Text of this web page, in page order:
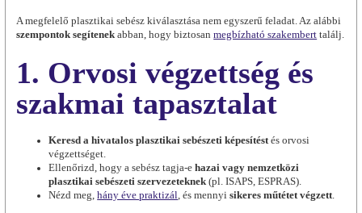
A megfelelő plasztikai sebész kiválasztása nem egyszerű feladat. Az alábbi
szempontok segítenek abban, hogy biztosanmegbízható szakembert találj.
1. Orvosi végzettség és
szakmai tapasztalat
Keresd a hivatalos plasztikai sebészeti képesítéstés orvosi
végzettséget.
Ellenőrizd, hogy a sebész tagja-ehazai vagy nemzetközi
plasztikai sebészeti szervezeteknek (pl. ISAPS, ESPRAS).
Nézd meg,hány éve praktizál, és mennyisikeres műtétet végzett.